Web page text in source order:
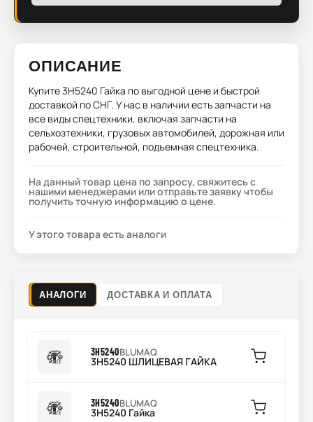
ОПИСАНИЕ
Купите3H5240 Гайка по выгодной цене и быстрой
доставкой по СНГ. У нас в наличии есть запчасти на
все виды спецтехники, включая запчасти на
сельхозтехники, грузовых автомобилей, дорожная или
рабочей, строительной, подъемная спецтехника.
На данный товар цена по запросу, свяжитесь с
нашими менеджерами или отправьте заявку чтобы
получить точную информацию о цене.
У этого товара есть аналоги
АНАЛОГИ ДОСТАВКА И ОПЛАТА
3H5240BLUMAQ
3H5240 ШЛИЦЕВАЯ ГАЙКА
3H5240BLUMAQ
3H5240 Гайка